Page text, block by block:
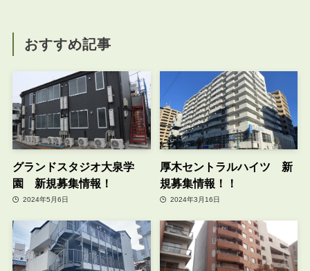
おすすめ記事
グランドスタジオ大泉学
園 新規募集情報！
2024年5月6日
厚木セントラルハイツ 新
規募集情報！！
2024年3月16日